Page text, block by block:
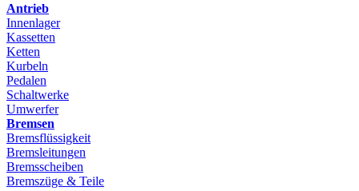
Antrieb
Innenlager
Kassetten
Ketten
Kurbeln
Pedalen
Schaltwerke
Umwerfer
Bremsen
Bremsflüssigkeit
Bremsleitungen
Bremsscheiben
Bremszüge & Teile